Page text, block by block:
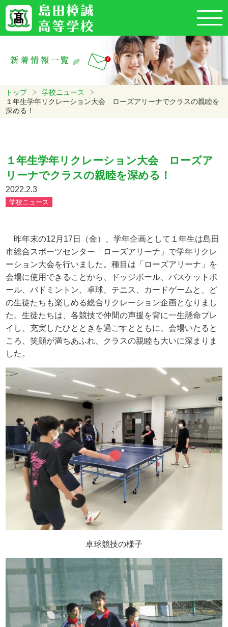
トップ
学校ニュース
１年生学年リクレーション大会 ローズアリーナでクラスの親睦を
深める！
１年生学年リクレーション大会 ローズア
リーナでクラスの親睦を深める！
2022.2.3
学校ニュース
昨年末の12 月 17 日（金）、学年企画として１年生は島田
市総合スポーツセンター「ローズアリーナ」で学年リクレ
ーション大会を行いました。種目は「ローズアリーナ」を
会場に使用できることから、ドッジボール、バスケットボ
ール、バドミントン、卓球、テニス、カードゲームと、ど
の生徒たちも楽しめる総合リクレーション企画となりまし
た。生徒たちは、各競技で仲間の声援を背に一生懸命プレ
イし、充実したひとときを過ごすとともに、会場いたると
ころ、笑顔が満ちあふれ、クラスの親睦も大いに深まりま
した。
卓球競技の様子